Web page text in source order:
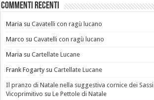
Commenti recenti
Maria suCavatelli con ragù lucano
Marco suCavatelli con ragù lucano
Maria suCartellate Lucane
Frank FogartysuCartellate Lucane
Il pranzo di Natale nella suggestiva cornice dei
Vicoprimitivo suLe Pettole di Natale